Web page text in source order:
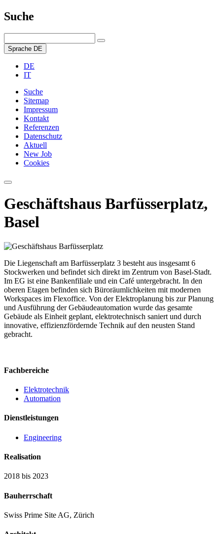
Suche
Sprache DE
DE
IT
Suche
Sitemap
Impressum
Kontakt
Referenzen
Datenschutz
Aktuell
New Job
Cookies
Geschäftshaus Barfüsserplatz,
Basel
Die Liegenschaft am Barfüsserplatz 3 besteht aus insgesamt 6
Stockwerken und befindet sich direkt im Zentrum von Basel-Stadt.
Im EG ist eine Bankenfiliale und ein Café untergebracht. In den
oberen Etagen befinden sich Büroräumlichkeiten mit modernen
Workspaces im Flexoffice. Von der Elektroplanung bis zur Planung
und Ausführung der Gebäudeautomation wurde das gesamte
Gebäude als Einheit geplant, elektro­technisch saniert und durch
innovative, effizienzfördernde Technik auf den neusten Stand
gebracht.
Fachbereiche
Elektrotechnik
Automation
Dienstleistungen
Engineering
Realisation
2018 bis 2023
Bauherrschaft
Swiss Prime Site AG, Zürich